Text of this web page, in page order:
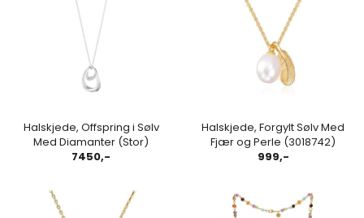
Halskjede, Offspring i Sølv
Med Diamanter (Stor)
7450,-
Halskjede, Forgylt Sølv Med
Fjær og Perle (3018742)
999,-